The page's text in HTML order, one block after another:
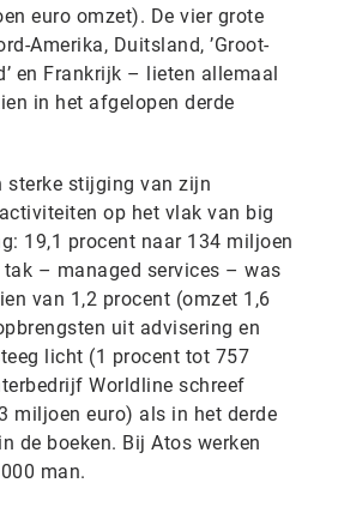
euro omzet). De vier grote
Amerika, Duitsland, ’Groot-
en Frankrijk – lieten allemaal
in het afgelopen derde
sterke stijging van zijn
op het vlak van big
19,1 procent naar 134 miljoen
– managed services – was
van 1,2 procent (omzet 1,6
uit advisering en
licht (1 procent tot 757
Worldline schreef
miljoen euro) als in het derde
de boeken. Bij Atos werken
man.